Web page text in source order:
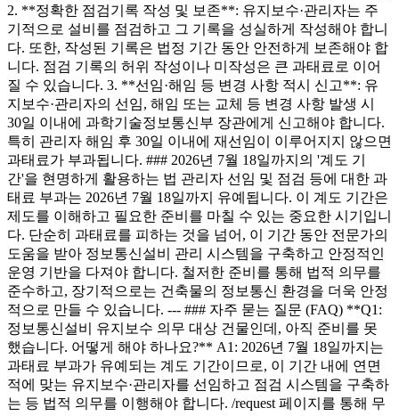
2. **정확한 점검기록 작성 및 보존**: 유지보수·관리자는 주
기적으로 설비를 점검하고 그 기록을 성실하게 작성해야 합니
다. 또한, 작성된 기록은 법정 기간 동안 안전하게 보존해야 합
니다. 점검 기록의 허위 작성이나 미작성은 큰 과태료로 이어
질 수 있습니다. 3. **선임·해임 등 변경 사항 적시 신고**: 유
지보수·관리자의 선임, 해임 또는 교체 등 변경 사항 발생 시
30일 이내에 과학기술정보통신부 장관에게 신고해야 합니다.
특히 관리자 해임 후 30일 이내에 재선임이 이루어지지 않으면
과태료가 부과됩니다. ### 2026년 7월 18일까지의 '계도 기
간'을 현명하게 활용하는 법 관리자 선임 및 점검 등에 대한 과
태료 부과는 2026년 7월 18일까지 유예됩니다. 이 계도 기간은
제도를 이해하고 필요한 준비를 마칠 수 있는 중요한 시기입니
다. 단순히 과태료를 피하는 것을 넘어, 이 기간 동안 전문가의
도움을 받아 정보통신설비 관리 시스템을 구축하고 안정적인
운영 기반을 다져야 합니다. 철저한 준비를 통해 법적 의무를
준수하고, 장기적으로는 건축물의 정보통신 환경을 더욱 안정
적으로 만들 수 있습니다. --- ### 자주 묻는 질문 (FAQ) **Q1:
정보통신설비 유지보수 의무 대상 건물인데, 아직 준비를 못
했습니다. 어떻게 해야 하나요?** A1: 2026년 7월 18일까지는
과태료 부과가 유예되는 계도 기간이므로, 이 기간 내에 연면
적에 맞는 유지보수·관리자를 선임하고 점검 시스템을 구축하
는 등 법적 의무를 이행해야 합니다. /request 페이지를 통해 무